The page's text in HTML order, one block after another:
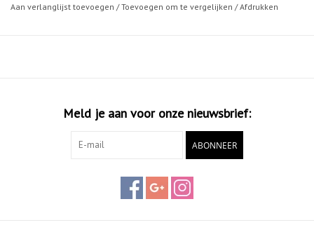
Aan verlanglijst toevoegen /Toevoegen om te vergelijken /Afdrukken
Meld je aan voor onze nieuwsbrief:
ABONNEER